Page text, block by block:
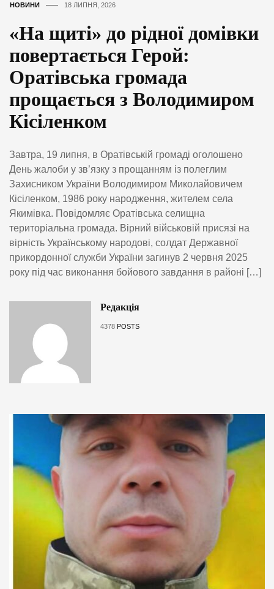
НОВИНИ 18 ЛИПНЯ, 2026
«На щиті» до рідної домівки
повертається Герой:
Оратівська громада
прощається з Володимиром
Кісіленком
Завтра, 19 липня, в Оратівській громаді оголошено
День жалоби у зв’язку з прощанням із полеглим
Захисником України Володимиром Миколайовичем
Кісіленком, 1986 року народження, жителем села
Якимівка. Повідомляє Оратівська селищна
територіальна громада. Вірний військовій присязі на
вірність Українському народові, солдат Державної
прикордонної служби України загинув 2 червня 2025
року під час виконання бойового завдання в районі […]
Редакція
4378 POSTS